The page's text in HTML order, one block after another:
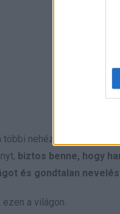
nehéz helyzetben
biztos benne, hogy
és gondtalan
a világon.